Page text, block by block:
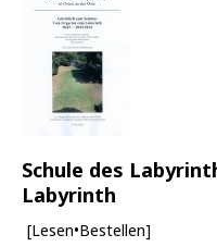
Schule des
Labyrinth
[Lesen•Bestellen]